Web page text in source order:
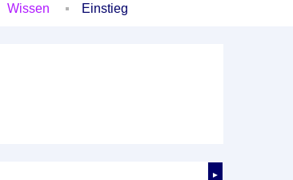
Wissen Einstieg
►